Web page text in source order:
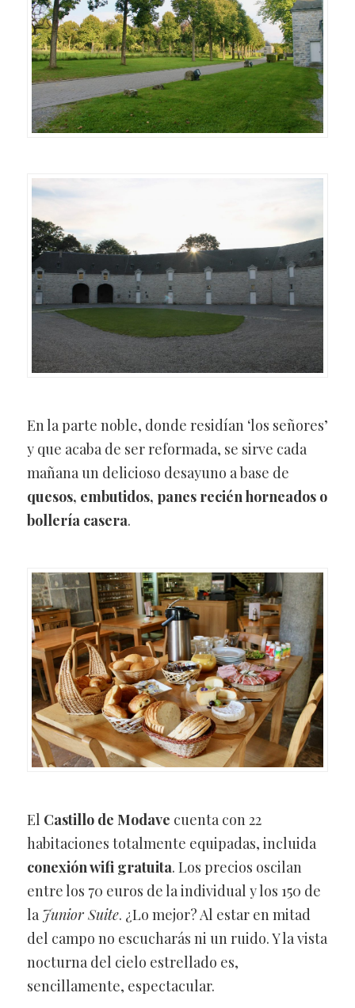
En la parte noble, donde residían ‘los señores’
y que acaba de ser reformada, se sirve cada
mañana un delicioso desayuno a base de
quesos, embutidos, panes recién horneados o
bollería casera.
El Castillo de Modave cuenta con 22
habitaciones totalmente equipadas, incluida
conexión wifi gratuita. Los precios oscilan
entre los 70 euros de la individual y los 150 de
la Junior Suite. ¿Lo mejor? Al estar en mitad
del campo no escucharás ni un ruido. Y la vista
nocturna del cielo estrellado es,
sencillamente, espectacular.